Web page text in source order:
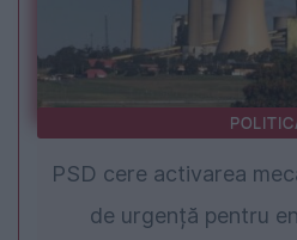
PSD cere activarea
de urgență pentru